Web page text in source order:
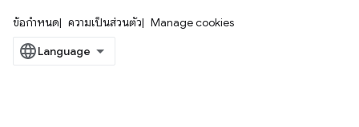
ข้อกำหนด ความเป็นส่วนตัว Manage cookies